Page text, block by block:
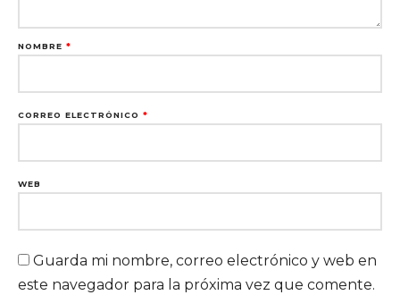
NOMBRE *
CORREO ELECTRÓNICO *
WEB
Guarda mi nombre, correo electrónico y web en
este navegador para la próxima vez que comente.